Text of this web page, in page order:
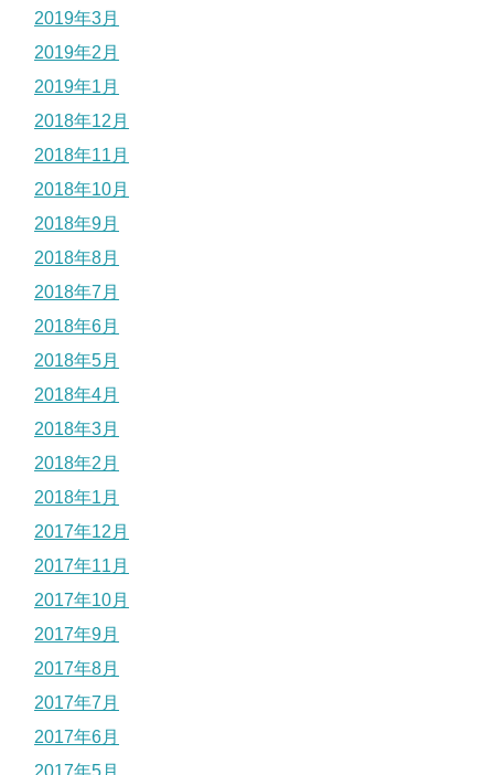
2019年3月
2019年2月
2019年1月
2018年12月
2018年11月
2018年10月
2018年9月
2018年8月
2018年7月
2018年6月
2018年5月
2018年4月
2018年3月
2018年2月
2018年1月
2017年12月
2017年11月
2017年10月
2017年9月
2017年8月
2017年7月
2017年6月